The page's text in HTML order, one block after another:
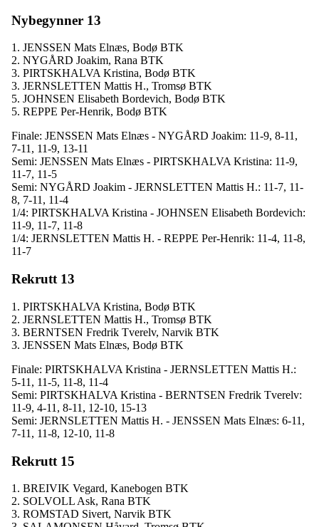
Nybegynner 13
1. JENSSEN Mats Elnæs, Bodø BTK
2. NYGÅRD Joakim, Rana BTK
3. PIRTSKHALVA Kristina, Bodø BTK
3. JERNSLETTEN Mattis H., Tromsø BTK
5. JOHNSEN Elisabeth Bordevich, Bodø BTK
5. REPPE Per-Henrik, Bodø BTK
Finale: JENSSEN Mats Elnæs - NYGÅRD Joakim: 11-9, 8-11,
7-11, 11-9, 13-11
Semi: JENSSEN Mats Elnæs - PIRTSKHALVA Kristina: 11-9,
11-7, 11-5
Semi: NYGÅRD Joakim - JERNSLETTEN Mattis H.: 11-7, 11-
8, 7-11, 11-4
1/4: PIRTSKHALVA Kristina - JOHNSEN Elisabeth Bordevich:
11-9, 11-7, 11-8
1/4: JERNSLETTEN Mattis H. - REPPE Per-Henrik: 11-4, 11-8,
11-7
Rekrutt 13
1. PIRTSKHALVA Kristina, Bodø BTK
2. JERNSLETTEN Mattis H., Tromsø BTK
3. BERNTSEN Fredrik Tverelv, Narvik BTK
3. JENSSEN Mats Elnæs, Bodø BTK
Finale: PIRTSKHALVA Kristina - JERNSLETTEN Mattis H.:
5-11, 11-5, 11-8, 11-4
Semi: PIRTSKHALVA Kristina - BERNTSEN Fredrik Tverelv:
11-9, 4-11, 8-11, 12-10, 15-13
Semi: JERNSLETTEN Mattis H. - JENSSEN Mats Elnæs: 6-11,
7-11, 11-8, 12-10, 11-8
Rekrutt 15
1. BREIVIK Vegard, Kanebogen BTK
2. SOLVOLL Ask, Rana BTK
3. ROMSTAD Sivert, Narvik BTK